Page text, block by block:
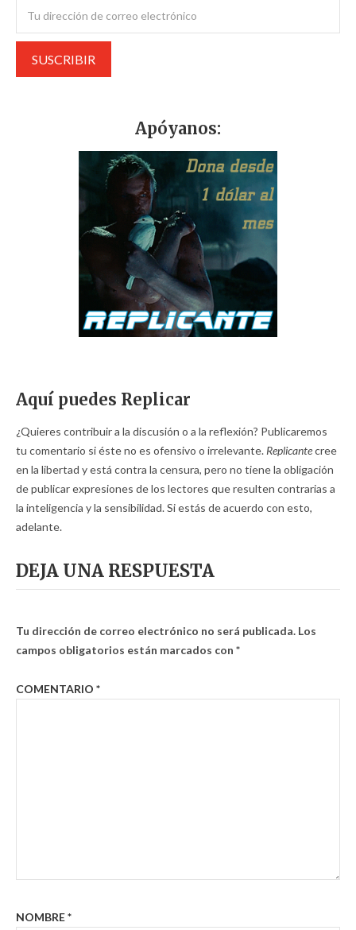
Apóyanos:
Aquí puedes Replicar
¿Quieres contribuir a la discusión o a la reflexión? Publicaremos
tu comentario si éste no es ofensivo o irrelevante. Replicantecree
en la libertad y está contra la censura, pero no tiene la obligación
de publicar expresiones de los lectores que resulten contrarias a
la inteligencia y la sensibilidad. Si estás de acuerdo con esto,
adelante.
DEJA UNA RESPUESTA
Tu dirección de correo electrónico no será publicada. Los
campos obligatorios están marcados con *
COMENTARIO *
NOMBRE*